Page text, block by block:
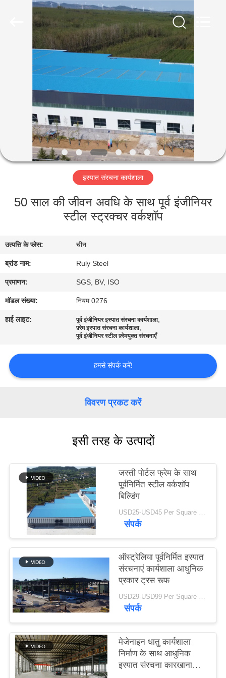
उत्पादों
वीडियो
वीआर
दिखाएँ
हमारे
कारखाना
भ्रमण
गुणवत्ता
संपर्क
करें
समाधान
BLOG
SITEMAP
PRIVACY
POLICY
इस्पात संरचना कार्यशाला
50 साल की जीवन अवधि के साथ पूर्व इंजीनियर
स्टील स्ट्रक्चर वर्कशॉप
उत्पत्ति के प्लेस: चीन
ब्रांड नाम: Ruly Steel
प्रमाणन: SGS, BV, ISO
मॉडल संख्या: नियम 0276
हाई लाइट: पूर्व इंजीनियर इस्पात संरचना कार्यशाला,
फ़्रेम इस्पात संरचना कार्यशाला,
पूर्व इंजीनियर स्टील फ़्रेमयुक्त संरचनाएँ
हमसे संपर्क करें!
विवरण प्रकट करें
इसी तरह के उत्पादों
जस्ती पोर्टल फ्रेम के साथ
पूर्वनिर्मित स्टील वर्कशॉप
बिल्डिंग
USD25-USD45 Per Square Meter MOQ:200 वर्ग मीटर
संपर्क
ऑस्ट्रेलिया पूर्वनिर्मित इस्पात
संरचनाएं कार्यशाला आधुनिक
प्रकार ट्रस रूफ
USD29-USD99 Per Square Meter MOQ:500 वर्ग मीटर
संपर्क
मेजेनाइन धातु कार्यशाला
निर्माण के साथ आधुनिक
इस्पात संरचना कारखाना